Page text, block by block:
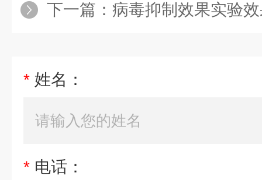
下一篇： 病毒抑制效果实验
* 姓名：
* 电话：